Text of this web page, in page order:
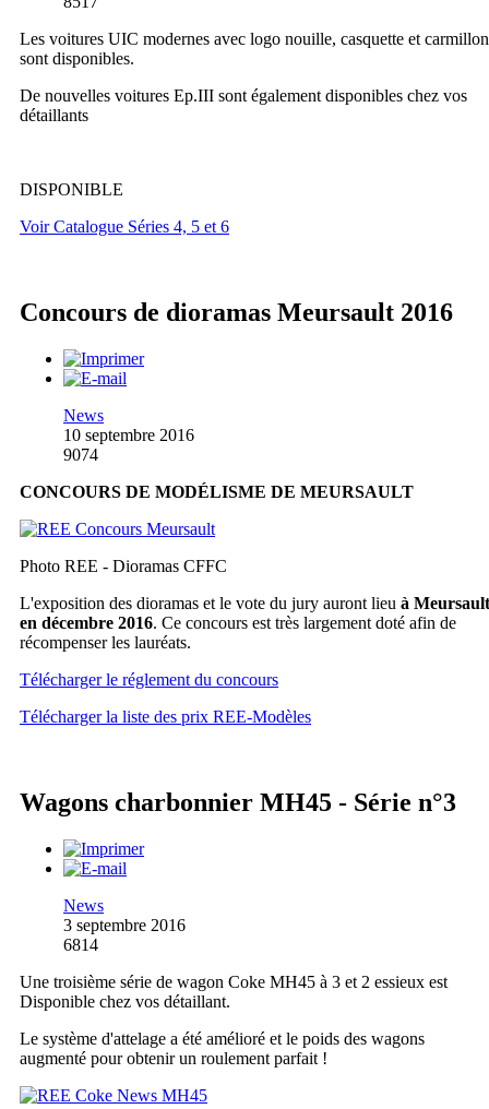
Les voitures UIC modernes avec logo nouille, casquette et carmillon
sont disponibles.
De nouvelles voitures Ep.III sont également disponibles chez vos
détaillants
DISPONIBLE
Voir Catalogue Séries 4, 5 et 6
Concours de dioramas Meursault 2016
News
10 septembre 2016
9074
CONCOURS DE MODÉLISME DE MEURSAULT
Photo REE - Dioramas CFFC
L'exposition des dioramas et le vote du jury auront lieu à Meursault
en décembre 2016. Ce concours est très largement doté afin de
récompenser les lauréats.
Télécharger le réglement du concours
Télécharger la liste des prix REE-Modèles
Wagons charbonnier MH45 - Série n°3
News
3 septembre 2016
6814
Une troisième série de wagon Coke MH45 à 3 et 2 essieux est
Disponible chez vos détaillant.
Le système d'attelage a été amélioré et le poids des wagons
augmenté pour obtenir un roulement parfait !